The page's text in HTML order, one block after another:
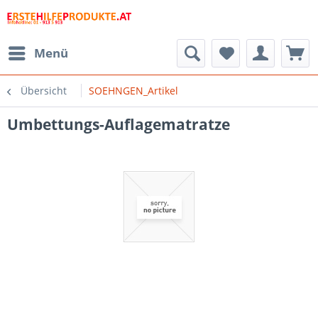
Menü
Übersicht SOEHNGEN_Artikel
Umbettungs-Auflagematratze